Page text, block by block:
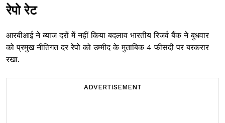
रेपो रेट
आरबीआई ने ब्याज दरों में नहीं किया बदलाव भारतीय रिजर्व बैंक ने बुधवार
को प्रमुख नीतिगत दर रेपो को उम्मीद के मुताबिक 4 फीसदी पर बरकरार
रखा.
ADVERTISEMENT